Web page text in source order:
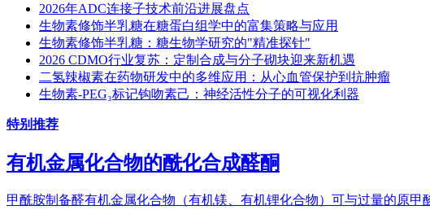
2026年ADC连接子技术前沿进展盘点
生物素修饰半乳糖在糖蛋白组学中的富集策略与应用
生物素修饰半乳糖：糖生物学研究的"精准探针"
2026 CDMO行业复苏：定制合成与分子砌块迎来新机遇
二氢辣椒素在药物研发中的多维应用：从心血管保护到抗肿瘤
生物素-PEG₃标记钩吻素己：神经活性分子的可视化利器
特别推荐
有机金属化合物的酰化合成醛酮
甲酰胺制备醛有机金属化合物（有机镁、有机锂化合物）可与过量的原甲